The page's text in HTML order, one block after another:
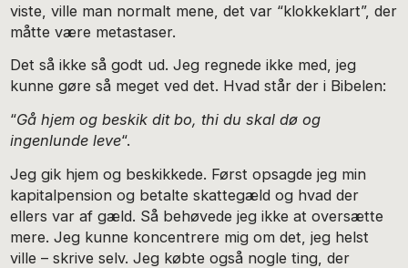
viste, ville man normalt mene, det var “klokkeklart”, der
måtte være metastaser.
Det så ikke så godt ud. Jeg regnede ikke med, jeg
kunne gøre så meget ved det. Hvad står der i Bibelen:
“Gå hjem og beskik dit bo, thi du skal dø og
ingenlunde leve“.
Jeg gik hjem og beskikkede. Først opsagde jeg min
kapitalpension og betalte skattegæld og hvad der
ellers var af gæld. Så behøvede jeg ikke at oversætte
mere. Jeg kunne koncentrere mig om det, jeg helst
ville – skrive selv. Jeg købte også nogle ting, der